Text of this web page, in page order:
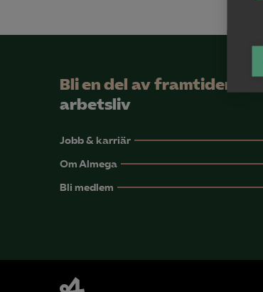

Bli en del av framtidens
arbetsliv
Jobb & karriär
Om Almega
Bli medlem